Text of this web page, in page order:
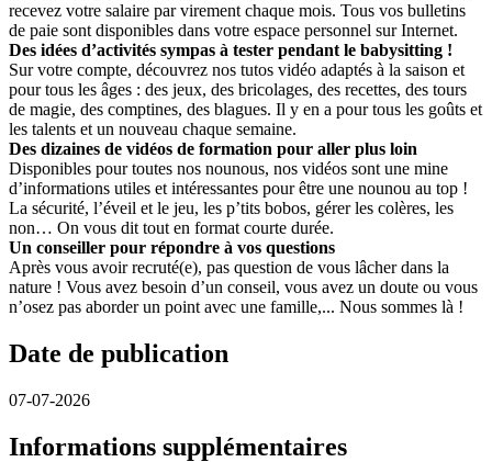
recevez votre salaire par virement chaque mois. Tous vos bulletins
de paie sont disponibles dans votre espace personnel sur Internet.
Des idées d’activités sympas à tester pendant le babysitting !
Sur votre compte, découvrez nos tutos vidéo adaptés à la saison et
pour tous les âges : des jeux, des bricolages, des recettes, des tours
de magie, des comptines, des blagues. Il y en a pour tous les goûts et
les talents et un nouveau chaque semaine.
Des dizaines de vidéos de formation pour aller plus loin
Disponibles pour toutes nos nounous, nos vidéos sont une mine
d’informations utiles et intéressantes pour être une nounou au top !
La sécurité, l’éveil et le jeu, les p’tits bobos, gérer les colères, les
non… On vous dit tout en format courte durée.
Un conseiller pour répondre à vos questions
Après vous avoir recruté(e), pas question de vous lâcher dans la
nature ! Vous avez besoin d’un conseil, vous avez un doute ou vous
n’osez pas aborder un point avec une famille,... Nous sommes là !
Date de publication
07-07-2026
Informations supplémentaires